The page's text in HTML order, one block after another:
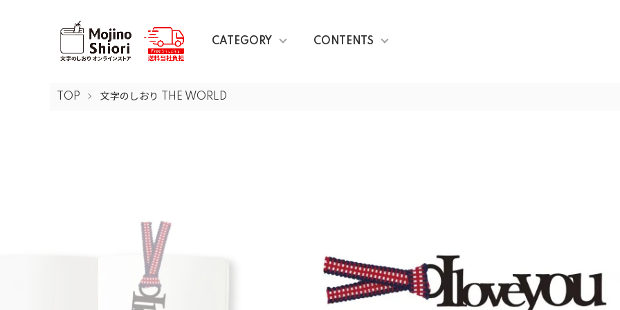
CATEGORY CONTENTS
TOP 文字のしおり THE WORLD